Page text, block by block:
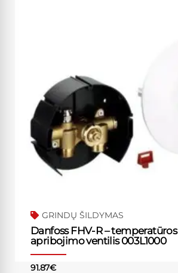
GRINDŲ ŠILDYMAS
Danfoss FHV-R – temperatūros
apribojimo ventilis 003L1000
91.87€